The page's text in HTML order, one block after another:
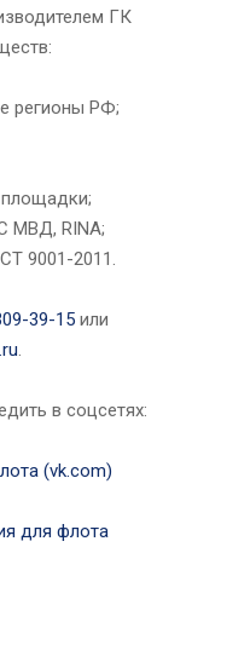
ГК
регионы РФ;
МВД, RINA;
9001-2011.
39-15 или
.
в соцсетях:
(vk.com)
для флота